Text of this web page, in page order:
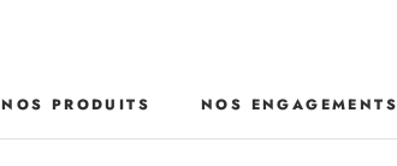
NOS PRODUITS
NOS ENGAGEMENTS